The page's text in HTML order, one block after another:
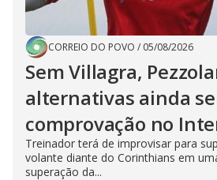
CORREIO DO POVO / 05/08/2026
Sem Villagra,
alternativas ainda
comprovação no
Treinador terá de improvisar para
volante diante do Corinthians em
superação da...